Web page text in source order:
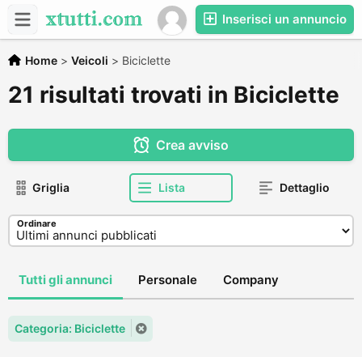
Inserisci un annuncio
Home > Veicoli > Biciclette
21 risultati trovati in Biciclette
Crea avviso
Griglia Lista Dettaglio
Ordinare
Tutti gli annunci Personale Company
Categoria: Biciclette